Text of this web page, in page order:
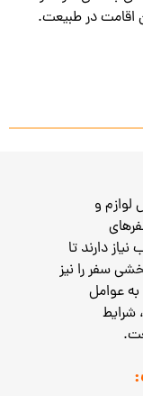
اقامت در طبیعت.
و
دارند تا
سفر را نیز
عوامل
شرایط